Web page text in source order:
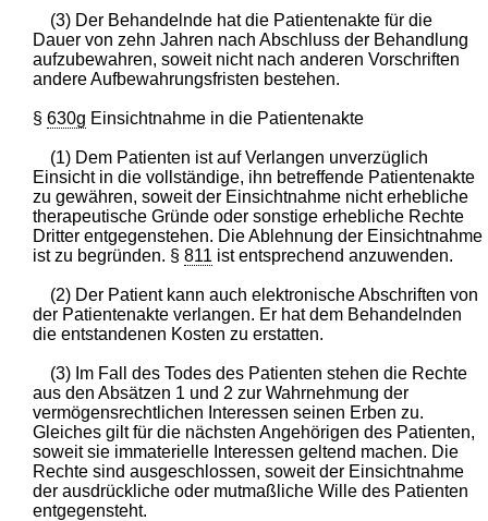
(3) Der Behandelnde hat die Patientenakte für die
Dauer von zehn Jahren nach Abschluss der Behandlung
aufzubewahren, soweit nicht nach anderen Vorschriften
andere Aufbewahrungsfristen bestehen.
§630g Einsichtnahme in die Patientenakte
(1) Dem Patienten ist auf Verlangen unverzüglich
Einsicht in die vollständige, ihn betreffende Patientenakte
zu gewähren, soweit der Einsichtnahme nicht erhebliche
therapeutische Gründe oder sonstige erhebliche Rechte
Dritter entgegenstehen. Die Ablehnung der Einsichtnahme
ist zu begründen. §811 ist entsprechend anzuwenden.
(2) Der Patient kann auch elektronische Abschriften von
der Patientenakte verlangen. Er hat dem Behandelnden
die entstandenen Kosten zu erstatten.
(3) Im Fall des Todes des Patienten stehen die Rechte
aus den Absätzen 1 und 2 zur Wahrnehmung der
vermögensrechtlichen Interessen seinen Erben zu.
Gleiches gilt für die nächsten Angehörigen des Patienten,
soweit sie immaterielle Interessen geltend machen. Die
Rechte sind ausgeschlossen, soweit der Einsichtnahme
der ausdrückliche oder mutmaßliche Wille des Patienten
entgegensteht.